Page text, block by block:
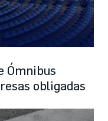
Ómnibus
obligadas